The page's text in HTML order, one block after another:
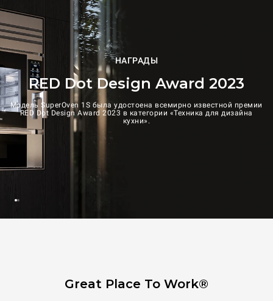
НАГРАДЫ
RED Dot Design Award 2023
Модель SuperOven 1S была удостоена всемирно известной премии
RED Dot Design Award 2023 в категории «Техника для дизайна
кухни».
Great Place To Work®